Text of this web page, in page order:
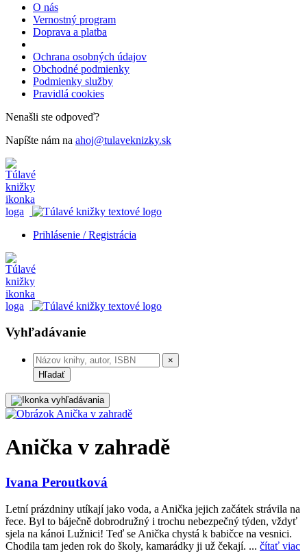
O nás
Vernostný program
Doprava a platba
Ochrana osobných údajov
Obchodné podmienky
Podmienky služby
Pravidlá cookies
Nenašli ste odpoveď?
Napíšte nám na ahoj@tulaveknizky.sk
Prihlásenie / Registrácia
Vyhľadávanie
×
Hľadať
Anička v zahradě
Ivana Peroutková
Letní prázdniny utíkají jako voda, a Anička jejich začátek strávila na
řece. Byl to báječně dobrodružný i trochu nebezpečný týden, vždyť
sjela na kánoi Lužnici! Teď se Anička chystá k babičce na vesnici.
Chodila tam jeden rok do školy, kamarádky ji už čekají. ... čítať viac